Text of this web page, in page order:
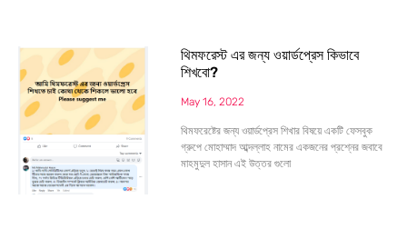
থিমফরেস্ট এর জন্য ওয়ার্ডপ্রেস কিভাবে
শিখবো?
May 16, 2022
থিমফরেষ্টের জন্য ওয়ার্ডপ্রেস শিখার বিষয়ে একটি ফেসবুক
গ্রুপে মোহাম্মাদ আব্দল্লাহ নামের একজনের প্রশ্নের জবাবে
মাহমুদুল হাসান এই উত্তর গুলো